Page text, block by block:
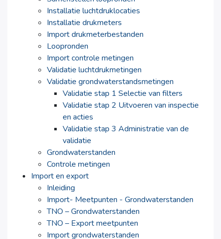
Installatie luchtdruklocaties
Installatie drukmeters
Import drukmeterbestanden
Loopronden
Import controle metingen
Validatie luchtdrukmetingen
Validatie grondwaterstandsmetingen
Validatie stap 1 Selectie van filters
Validatie stap 2 Uitvoeren van inspectie
en acties
Validatie stap 3 Administratie van de
validatie
Grondwaterstanden
Controle metingen
Import en export
Inleiding
Import- Meetpunten - Grondwaterstanden
TNO – Grondwaterstanden
TNO – Export meetpunten
Import grondwaterstanden